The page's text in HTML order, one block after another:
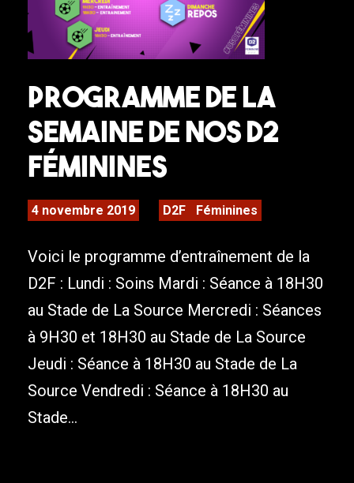
Programme de la
semaine de nos D2
Féminines
4 novembre 2019 D2F Féminines
Voici le programme d’entraînement de la
D2F : Lundi : Soins Mardi : Séance à 18H30
au Stade de La Source Mercredi : Séances
à 9H30 et 18H30 au Stade de La Source
Jeudi : Séance à 18H30 au Stade de La
Source Vendredi : Séance à 18H30 au
Stade...